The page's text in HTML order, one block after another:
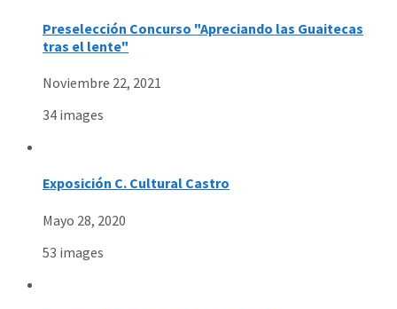
Preselección Concurso "Apreciando las Guaitecas
tras el lente"
Noviembre 22, 2021
34 images
Exposición C. Cultural Castro
Mayo 28, 2020
53 images